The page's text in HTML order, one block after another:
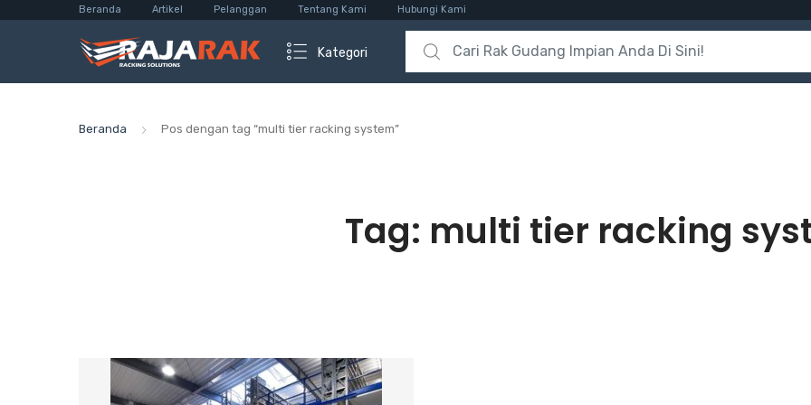
Beranda Artikel Pelanggan Tentang Kami Hubungi Kami
Kategori
Search for:
Beranda Pos dengan tag “multi tier racking system”
Tag: multi tier racking